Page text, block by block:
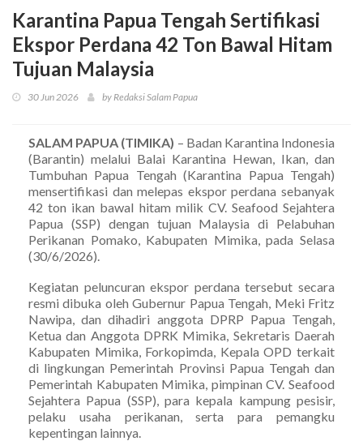
Karantina Papua Tengah Sertifikasi
Ekspor Perdana 42 Ton Bawal Hitam
Tujuan Malaysia
30 Jun 2026 by Redaksi Salam Papua
SALAM PAPUA (TIMIKA) – Badan Karantina Indonesia
(Barantin) melalui Balai Karantina Hewan, Ikan, dan
Tumbuhan Papua Tengah (Karantina Papua Tengah)
mensertifikasi dan melepas ekspor perdana sebanyak
42 ton ikan bawal hitam milik CV. Seafood Sejahtera
Papua (SSP) dengan tujuan Malaysia di Pelabuhan
Perikanan Pomako, Kabupaten Mimika, pada Selasa
(30/6/2026).
Kegiatan peluncuran ekspor perdana tersebut secara
resmi dibuka oleh Gubernur Papua Tengah, Meki Fritz
Nawipa, dan dihadiri anggota DPRP Papua Tengah,
Ketua dan Anggota DPRK Mimika, Sekretaris Daerah
Kabupaten Mimika, Forkopimda, Kepala OPD terkait
di lingkungan Pemerintah Provinsi Papua Tengah dan
Pemerintah Kabupaten Mimika, pimpinan CV. Seafood
Sejahtera Papua (SSP), para kepala kampung pesisir,
pelaku usaha perikanan, serta para pemangku
kepentingan lainnya.